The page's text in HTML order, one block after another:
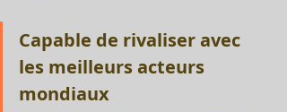
Capable de rivaliser avec
les meilleurs acteurs
mondiaux